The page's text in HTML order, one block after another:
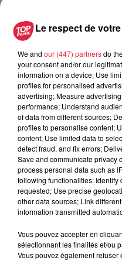
avec
À découvrir
Le respect de
We and our (447) partnersdo
your consent and/or our
information on a device; Use
profiles for personalised
advertising; Measure
performance; Understand
of data from different sources;
profiles to personalise content;
content; Use limited data to
detect fraud, and fix errors;
Save and communicate privacy
process personal data such as
following functionalities:
requested; Use precise
other data sources; Link
information transmitted
Vous pouvez accepter en
sélectionnant les finalités et/ou
Vous pouvez également